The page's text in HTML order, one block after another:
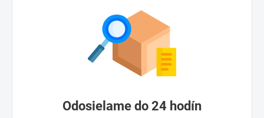
Odosielame do 24 hodín